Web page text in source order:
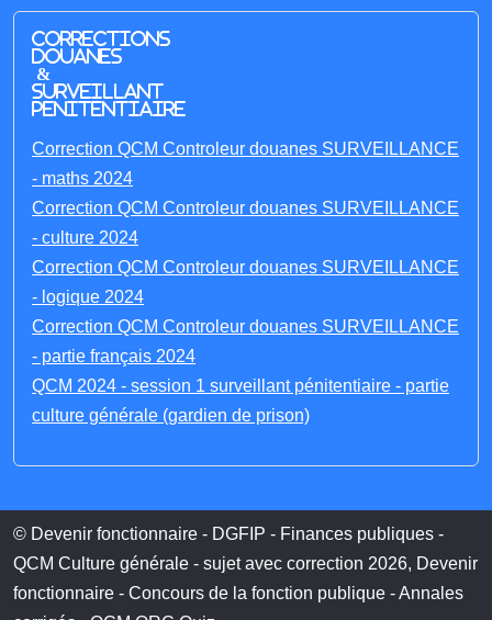
Corrections
Douanes
&
Surveillant
penitentiaire
Correction QCM Controleur douanes SURVEILLANCE
- maths 2024
Correction QCM Controleur douanes SURVEILLANCE
- culture 2024
Correction QCM Controleur douanes SURVEILLANCE
- logique 2024
Correction QCM Controleur douanes SURVEILLANCE
- partie français 2024
QCM 2024 - session 1 surveillant pénitentiaire - partie
culture générale (gardien de prison)
© Devenir fonctionnaire - DGFIP - Finances publiques -
QCM Culture générale - sujet avec correction 2026, Devenir
fonctionnaire - Concours de la fonction publique - Annales